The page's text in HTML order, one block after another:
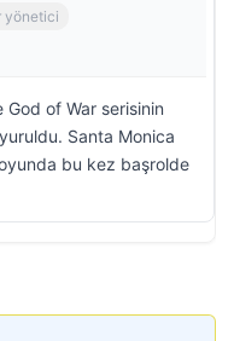
yönetici
God of War serisinin
Santa Monica
bu kez başrolde